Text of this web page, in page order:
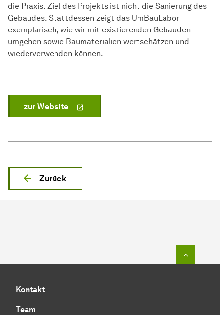
die Praxis. Ziel des Projekts ist nicht die Sanierung des
Gebäudes. Stattdessen zeigt das UmBauLabor
exemplarisch, wie wir mit existierenden Gebäuden
umgehen sowie Baumaterialien wertschätzen und
wiederverwenden können.
zur Website
Zurück
Kontakt
Team